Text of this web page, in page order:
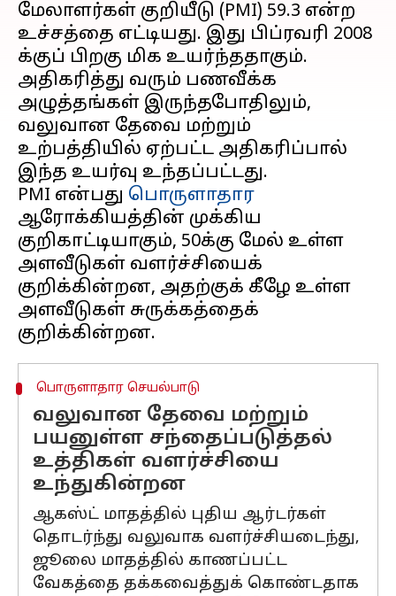
மேலாளர்கள் குறியீடு (PMI) 59.3 என்ற
உச்சத்தை எட்டியது. இது பிப்ரவரி 2008
க்குப் பிறகு மிக உயர்ந்ததாகும்.
அதிகரித்து வரும் பணவீக்க
அழுத்தங்கள் இருந்தபோதிலும்,
வலுவான தேவை மற்றும்
உற்பத்தியில் ஏற்பட்ட அதிகரிப்பால்
இந்த உயர்வு உந்தப்பட்டது.
PMI என்பது பொருளாதார
ஆரோக்கியத்தின் முக்கிய
குறிகாட்டியாகும், 50க்கு மேல் உள்ள
அளவீடுகள் வளர்ச்சியைக்
குறிக்கின்றன, அதற்குக் கீழே உள்ள
அளவீடுகள் சுருக்கத்தைக்
பொருளாதார செயல்பாடு
வலுவான தேவை மற்றும்
பயனுள்ள சந்தைப்படுத்தல்
உத்திகள் வளர்ச்சியை
உந்துகின்றன
ஆகஸ்ட் மாதத்தில் புதிய ஆர்டர்கள்
தொடர்ந்து வலுவாக வளர்ச்சியடைந்து,
ஜூலை மாதத்தில் காணப்பட்ட
வேகத்தை தக்கவைத்துக் கொண்டதாக